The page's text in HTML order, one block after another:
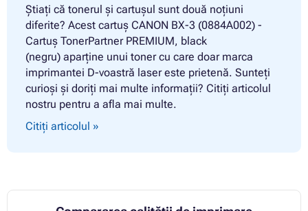
Știați că tonerul și cartușul sunt două noțiuni
diferite? Acest cartuș CANON BX-3 (0884A002) -
Cartuș TonerPartner PREMIUM, black
(negru) aparține unui toner cu care doar marca
imprimantei D-voastră laser este prietenă. Sunteți
curioși și doriți mai multe informații? Citiți articolul
nostru pentru a afla mai multe.
Citiți articolul »